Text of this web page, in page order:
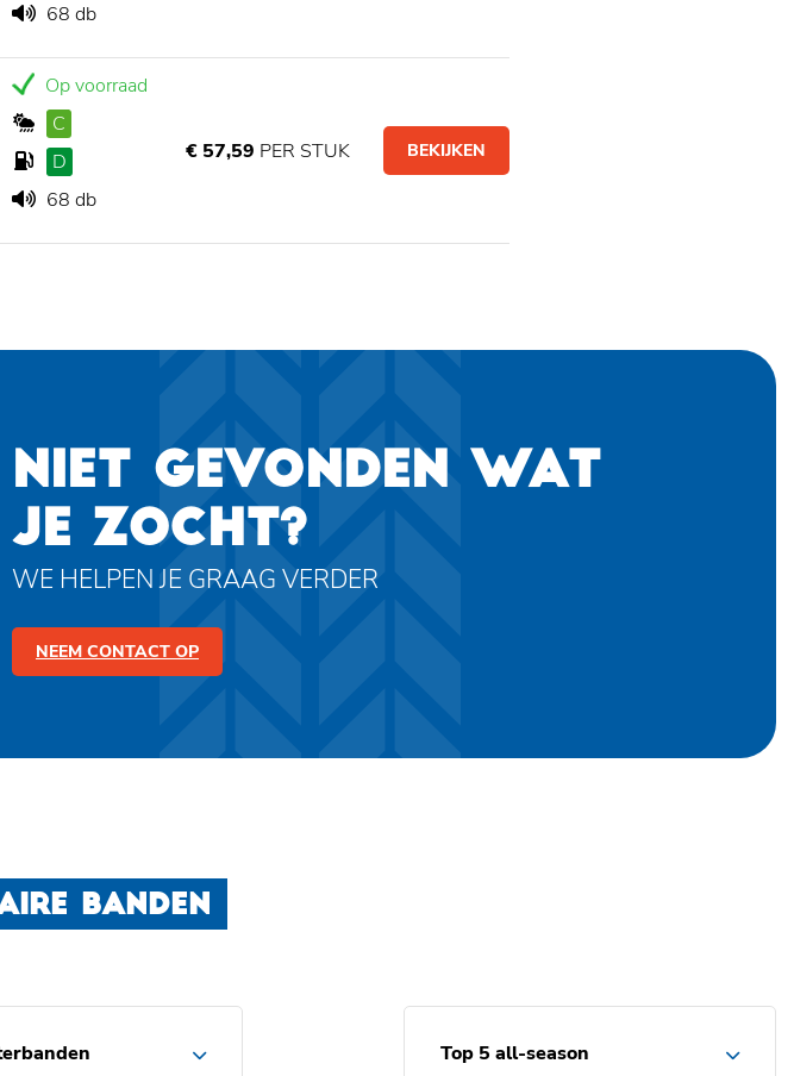
68 db
Op voorraad
C
D
68 db
€ 57,59 PER STUK BEKIJKEN
NIET GEVONDEN WAT
JE ZOCHT?
WE HELPEN JE GRAAG VERDER
NEEM CONTACT OP
BANDEN
Top 5 all-season